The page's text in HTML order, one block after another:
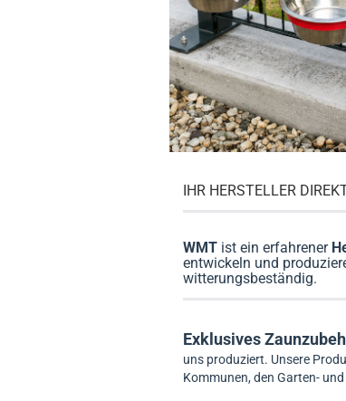
IHR HERSTELLER
WMT ist ein erfahrener
entwickeln und
witterungsbeständig.
Exklusives
uns produziert. Unsere
Kommunen, den Garten-